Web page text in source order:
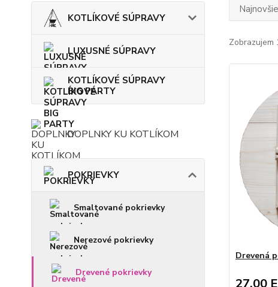
KOTLÍKOVÉ SÚPRAVY
LUXUSNÉ SÚPRAVY
KOTLÍKOVÉ SÚPRAVY
BIG PARTY
DOPLNKY KU KOTLÍKOM
POKRIEVKY
Smaltované pokrievky
Nerezové pokrievky
Drevené pokrievky
Najnovšie
Zobrazujem
Drevená
27,00